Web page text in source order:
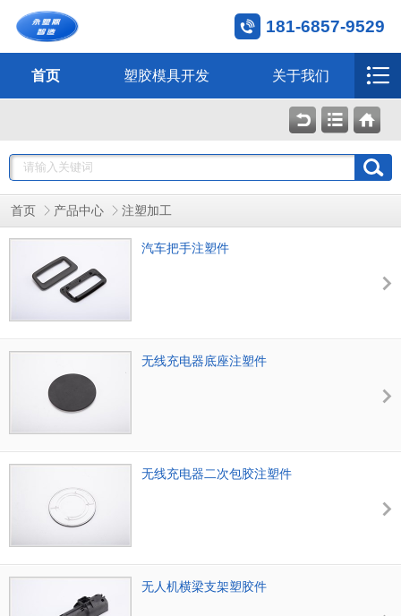
181-6857-9529
首页 塑胶模具开发 关于我们
首页 产品中心 注塑加工
汽车把手注塑件
无线充电器底座注塑件
无线充电器二次包胶注塑件
无人机横梁支架塑胶件